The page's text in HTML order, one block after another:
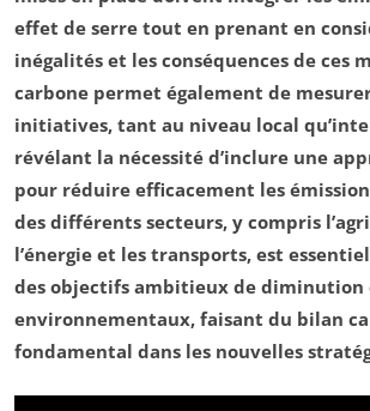
effet de serre tout en prenant en
inégalités et les conséquences de ces
carbone permet également de
initiatives, tant au niveau local
révélant la nécessité d’inclure une
pour réduire efficacement les
des différents secteurs, y compris
l’énergie et les transports, est
des objectifs ambitieux de diminution
environnementaux, faisant du bilan
fondamental dans les nouvelles